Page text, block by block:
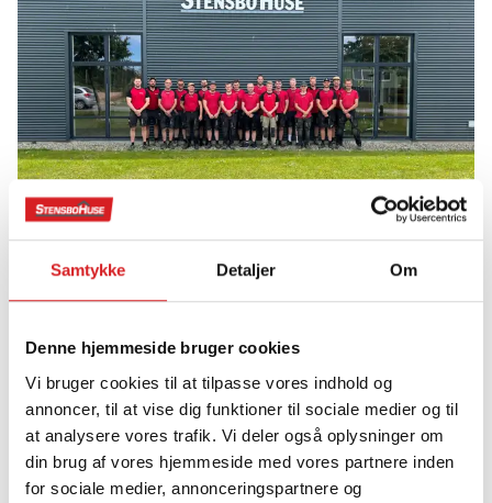
Samtykke Detaljer Om
Denne hjemmeside bruger cookies
Vi bruger cookies til at tilpasse vores indhold og
annoncer, til at vise dig funktioner til sociale medier og til
at analysere vores trafik. Vi deler også oplysninger om
din brug af vores hjemmeside med vores partnere inden
for sociale medier, annonceringspartnere og
ERFARNE FAGFOLK
… der sikrer, at dit byggeri bliver udført rigtigt
første gang, så du slipper for fejl, ekstraregninger
og unødigt bøvl.